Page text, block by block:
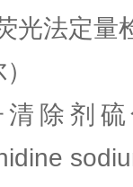
光法定量
除剂